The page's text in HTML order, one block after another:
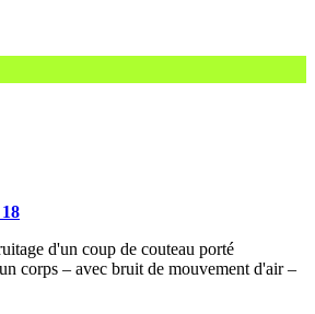
d'un coup de couteau porté
corps – avec bruit de mouvement d'air –